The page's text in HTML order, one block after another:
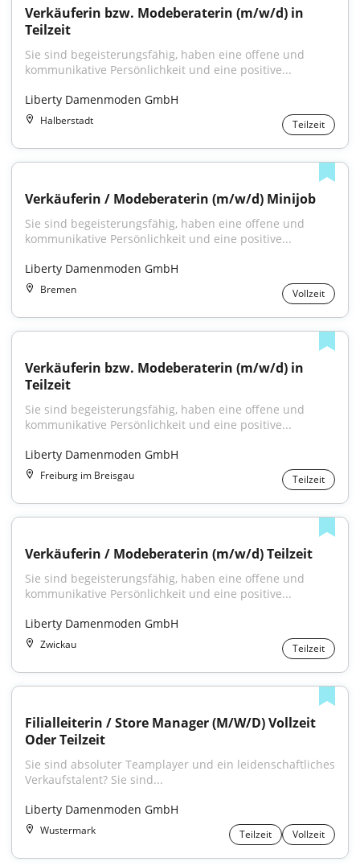
Verkäuferin bzw. Modeberaterin (m/w/d) in
Teilzeit
Sie sind begeisterungsfähig, haben eine offene und
kommunikative Persönlichkeit und eine positive...
Liberty Damenmoden GmbH
Halberstadt Teilzeit
Verkäuferin / Modeberaterin (m/w/d) Minijob
Sie sind begeisterungsfähig, haben eine offene und
kommunikative Persönlichkeit und eine positive...
Liberty Damenmoden GmbH
Bremen Vollzeit
Verkäuferin bzw. Modeberaterin (m/w/d) in
Teilzeit
Sie sind begeisterungsfähig, haben eine offene und
kommunikative Persönlichkeit und eine positive...
Liberty Damenmoden GmbH
Freiburg im Breisgau Teilzeit
Verkäuferin / Modeberaterin (m/w/d) Teilzeit
Sie sind begeisterungsfähig, haben eine offene und
kommunikative Persönlichkeit und eine positive...
Liberty Damenmoden GmbH
Zwickau Teilzeit
Filialleiterin / Store Manager (M/W/D) Vollzeit
Oder Teilzeit
Sie sind absoluter Teamplayer und ein leidenschaftliches
Verkaufstalent? Sie sind...
Liberty Damenmoden GmbH
Wustermark Teilzeit Vollzeit